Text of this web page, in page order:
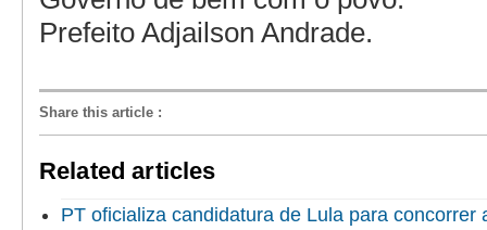
Prefeito Adjailson Andrade.
Share this article :
Related articles
PT oficializa candidatura de Lula para concorrer